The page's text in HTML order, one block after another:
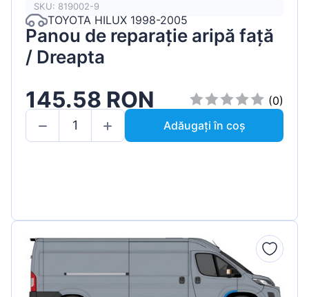
SKU: 819002-9
TOYOTA HILUX 1998-2005
Panou de reparație aripă față
/ Dreapta
145.58 RON
(0)
Adăugați în coș